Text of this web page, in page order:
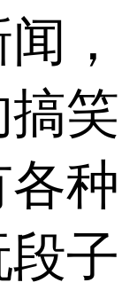
，
笑
种
子